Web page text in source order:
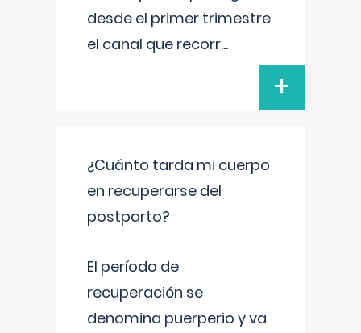
desde el primer trimestre
el canal que recorr...
+
¿Cuánto tarda mi cuerpo
en recuperarse del
postparto?
El período de
recuperación se
denomina puerperio y va